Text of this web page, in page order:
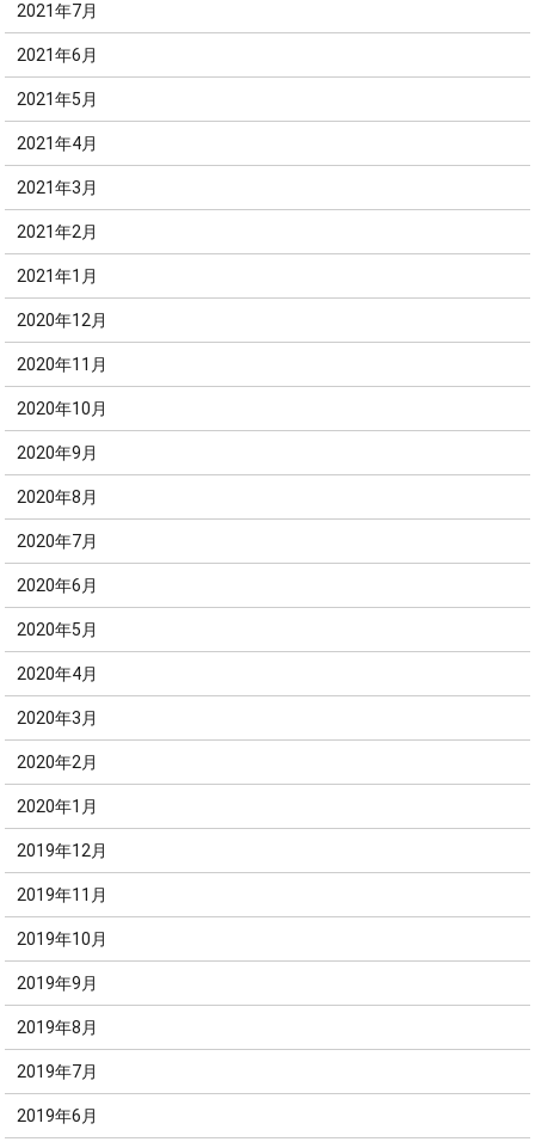
2021年7月
2021年6月
2021年5月
2021年4月
2021年3月
2021年2月
2021年1月
2020年12月
2020年11月
2020年10月
2020年9月
2020年8月
2020年7月
2020年6月
2020年5月
2020年4月
2020年3月
2020年2月
2020年1月
2019年12月
2019年11月
2019年10月
2019年9月
2019年8月
2019年7月
2019年6月